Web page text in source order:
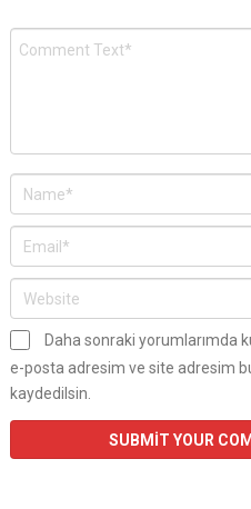
Daha sonraki yorumlarımda
e-posta adresim ve site adresim
kaydedilsin.